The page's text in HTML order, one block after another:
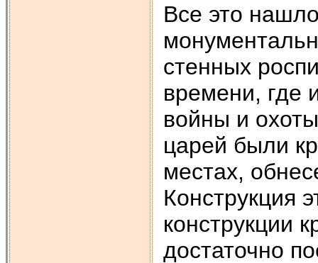
Все это
стенных
времени, где
войны и
царей были
местах,
Конструкция
конструкции
достаточно